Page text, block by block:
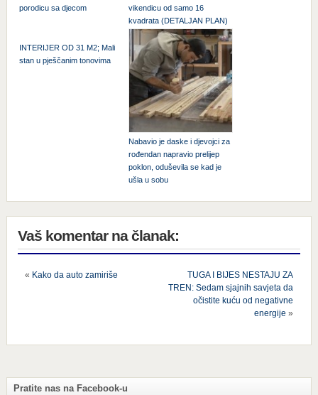
porodicu sa djecom
vikendicu od samo 16
kvadrata (DETALJAN PLAN)
INTERIJER OD 31 M2; Mali
stan u pješčanim tonovima
Nabavio je daske i djevojci za
rođendan napravio prelijep
poklon, oduševila se kad je
ušla u sobu
Vaš komentar na članak:
« Kako da auto zamiriše
TUGA I BIJES NESTAJU ZA
TREN: Sedam sjajnih savjeta da
očistite kuću od negativne
energije »
Pratite nas na Facebook-u